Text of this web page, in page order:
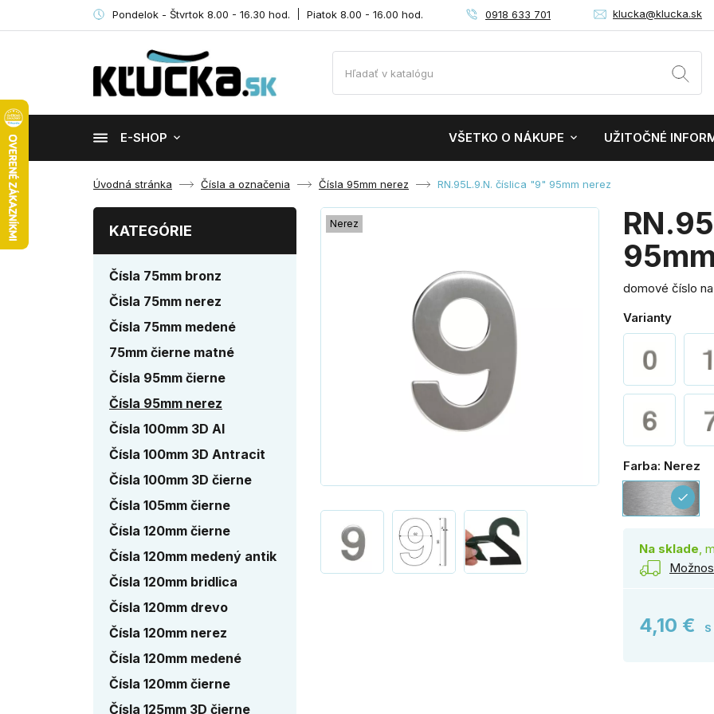
Pondelok - Štvrtok 8.00 - 16.30 hod. Piatok 8.00 - 16.00 hod. 0918 633 701 klucka@klucka.sk
E-SHOP VŠETKO O NÁKUPE UŽITOČNÉ
Úvodná stránka Čísla a označenia Čísla 95mm nerez RN.95L.9.N. číslica "9" 95mm nerez
KATEGÓRIE
Čísla 75mm bronz
Čisla 75mm nerez
Čísla 75mm medené
75mm čierne matné
Čísla 95mm čierne
Čísla 95mm nerez
Čísla 100mm 3D Al
Čísla 100mm 3D Antracit
Čísla 100mm 3D čierne
Čísla 105mm čierne
Čísla 120mm čierne
Čísla 120mm medený antik
Čísla 120mm bridlica
Čísla 120mm drevo
Čísla 120mm nerez
Čísla 120mm medené
Čísla 120mm čierne
Čísla 125mm 3D čierne
Nerez
domové číslo
Varianty
Farba: Nerez
check
Na sklade ,
4,10 € S